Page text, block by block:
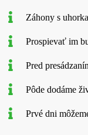
Záhony s
Prospievať im
Pred
Pôde dodáme
Prvé dni